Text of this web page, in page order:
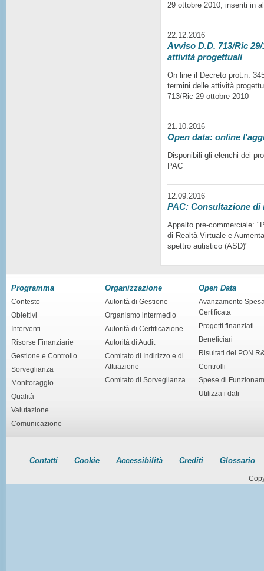
29 ottobre 2010, inseriti in
22.12.2016
Avviso D.D. 713/Ric
attività progettuali
On line il Decreto prot.n.
termini delle attività
713/Ric 29 ottobre 2010
21.10.2016
Open data: online
Disponibili gli elenchi dei
PAC
12.09.2016
PAC: Consultazione di
Appalto pre-commerciale:
di Realtà Virtuale e
spettro autistico (ASD)"
Programma
Contesto
Obiettivi
Interventi
Risorse Finanziarie
Gestione e Controllo
Sorveglianza
Monitoraggio
Qualità
Valutazione
Comunicazione
Organizzazione
Autorità di Gestione
Organismo intermedio
Autorità di Certificazione
Autorità di Audit
Comitato di Indirizzo e di
Attuazione
Comitato di Sorveglianza
Open Data
Avanzamento
Certificata
Progetti finanziati
Beneficiari
Risultati del PON
Controlli
Spese di
Utilizza i dati
Contatti Cookie Accessibilità Crediti Glossario